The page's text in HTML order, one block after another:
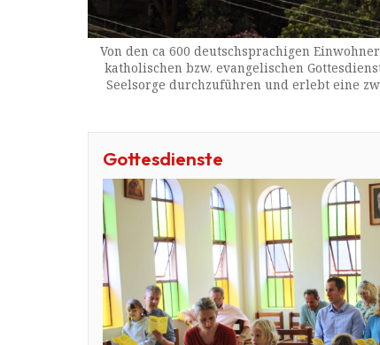
Von den ca 600 deutschsprachigen
katholischen bzw. evangelischen
Seelsorge durchzuführen und erlebt eine
Gottesdienste